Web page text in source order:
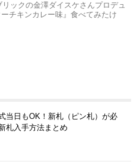
リックの金澤ダイスケさんプロデュ
チキンカレー味』食べてみたけ
当日もOK！新札（ピン札）が必
札入手方法まとめ